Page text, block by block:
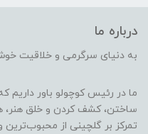
درباره ما
به دنیای سرگرمی و خلاقیت
ما در رئیس کوچولو باور
ساختن، کشف کردن و خلق هنر،
تمرکز بر گلچینی از